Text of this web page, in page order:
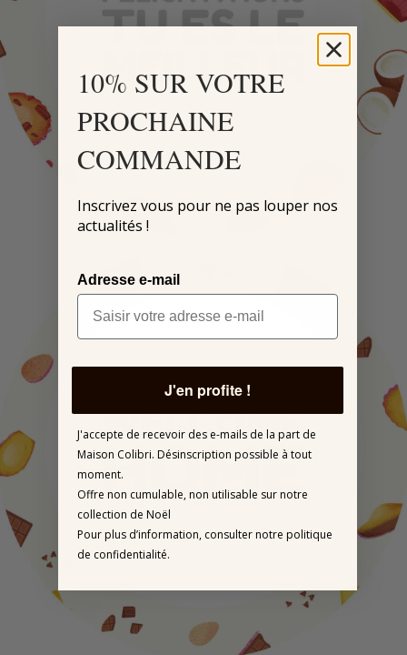
10% SUR VOTRE
PROCHAINE
COMMANDE
Inscrivez vous pour ne pas louper nos
actualités !
Adresse e-mail
J'en profite !
J'accepte de recevoir des e-mails de la part de
Maison Colibri. Désinscription possible à tout
moment.
Offre non cumulable, non utilisable sur notre
collection de Noël
Pour plus d’information, consulter notre politique
de confidentialité.